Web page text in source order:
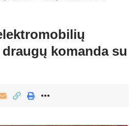
komanda su